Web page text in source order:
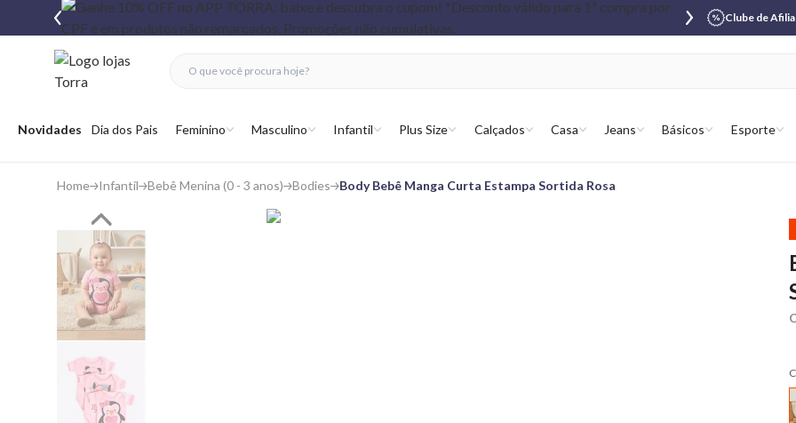
Clube de
Abrir menu
Novidades Dia dos Pais Feminino Masculino Infantil Plus Size Calçados Casa Jeans Básicos Esporte
fechar menu
fechar menu
favoritos
Home Infantil Bebê Menina (0 - 3 anos) Bodies Body Bebê Manga Curta Estampa Sortida Rosa